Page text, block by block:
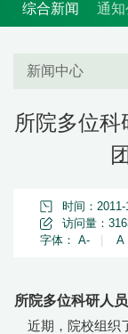
综合新闻 通
新闻中心
所院多位科
时间：2011-
访问量：
字体： A- A
所院多位科研人
近期，院校组织